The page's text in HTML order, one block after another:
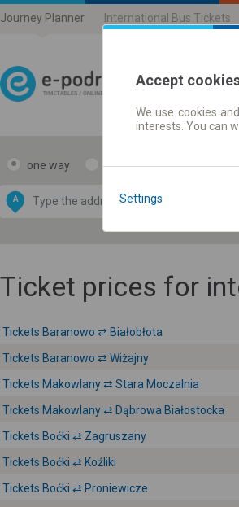
Journey Planner International Bus Tickets
one way return
A
by
OpenStreetMap
Ticket prices for
Tickets Baranowo ⇄ Białobłota
Tickets Baranowo ⇄ Wiżajny
Tickets Makowlany ⇄ Stara Moczalnia
Tickets Makowlany ⇄ Dąbrowa Białostocka
Tickets Boćki ⇄ Zagruszany
Tickets Boćki ⇄ Koźliki
Tickets Boćki ⇄ Proniewicze
Accept
We use cookies
interests. You can
Settings